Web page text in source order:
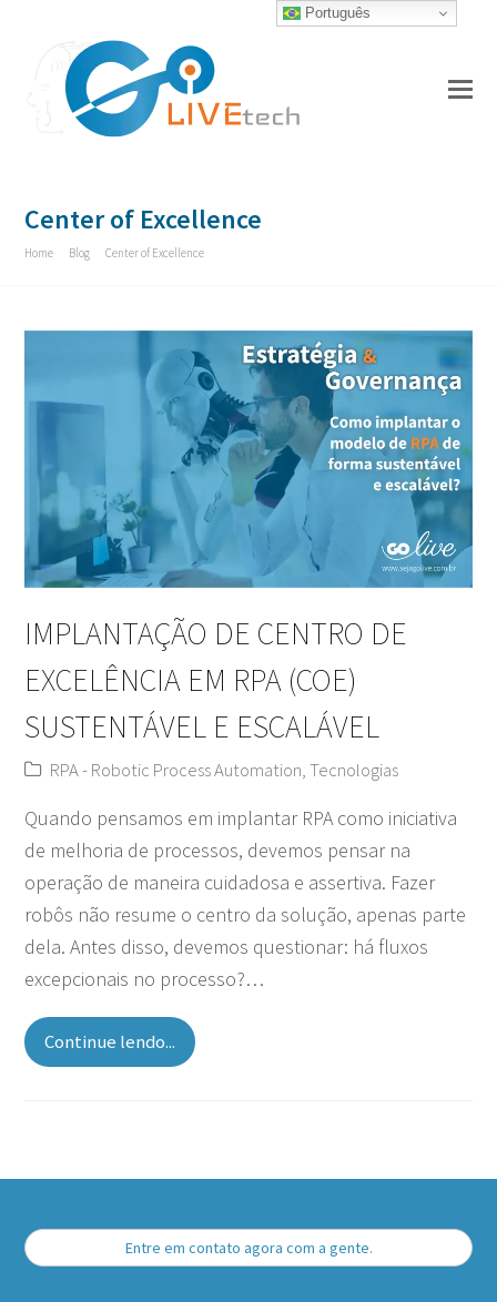
Center of Excellence
Home Blog Center of Excellence
IMPLANTAÇÃO DE CENTRO DE
EXCELÊNCIA EM RPA (COE)
SUSTENTÁVEL E ESCALÁVEL
RPA - Robotic Process Automation, Tecnologias
Quando pensamos em implantar RPA como iniciativa
de melhoria de processos, devemos pensar na
operação de maneira cuidadosa e assertiva. Fazer
robôs não resume o centro da solução, apenas parte
dela. Antes disso, devemos questionar: há fluxos
excepcionais no processo?…
Continue lendo...
Entre em contato agora com a gente.
Português